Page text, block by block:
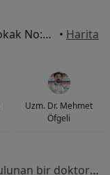
Öğretmenevleri Mahallesi 460. Sokak No:48, Konyaaltı • Harita
Uzm. Dr. Mehmet
Öfgeli
Bu kurumda online uygunluğu bulunan bir doktor veya uzman bulunamadı